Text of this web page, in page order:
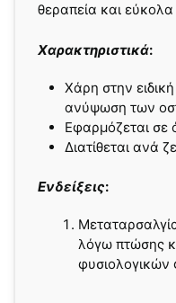
θεραπεία και
Χαρακτηριστικά:
Χάρη στην
ανύψωση των
Εφαρμόζεται σε
Διατίθεται ανά
Ενδείξεις:
λόγω πτώσης
φυσιολογικών